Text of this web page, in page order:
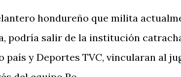
hondureño que milita
podría salir de la institución
país y Deportes TVC, vincularan al